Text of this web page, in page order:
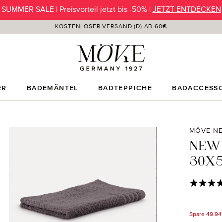
SUMMER SALE | Preisvorteil jetzt bis -50% | JETZT ENTDECKEN
KOSTENLOSER VERSAND (D) AB 60€
BADEMÄNTEL BADTEPPICHE
MÖVE
Spare